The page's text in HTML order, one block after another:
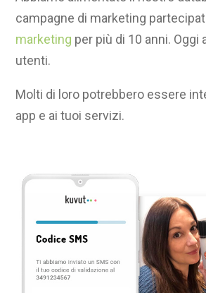
campagne di marketing
marketing per più di 10 anni. Oggi
utenti.
Molti di loro potrebbero essere
app e ai tuoi servizi.